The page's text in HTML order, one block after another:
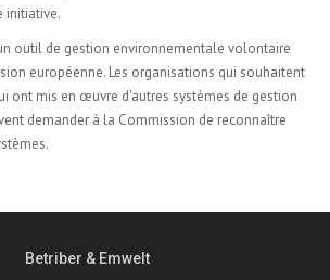
initiative.
outil de gestion environnementale volontaire
européenne. Les organisations qui souhaitent
ont mis en œuvre d'autres systèmes de gestion
demander à la Commission de reconnaître
Betriber & Emwelt